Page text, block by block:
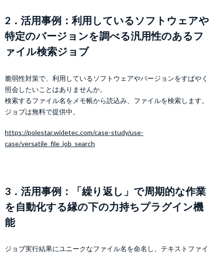
2．活用事例：利用しているソフトウェアや
特定のバージョンを調べる汎用性のあるフ
ァイル検索ジョブ
脆弱性対策で、利用しているソフトウェアやバージョンをすばやく
照会したいことはありませんか。
検索するファイル名をメモ帳から読込み、ファイルを検索します。
ジョブは無料で提供中。
https://polestar.widetec.com/case-study/use-
case/versatile_file_job_search
3．活用事例：「繰り返し」で周期的な作業
を自動化する縁の下の力持ちプラグイン機
能
ジョブ実行結果にユニークなファイル名を命名し、テキストファイ